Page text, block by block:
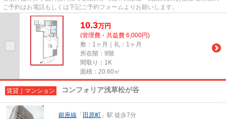
ご予約はお電話もしくは下記ご予約フォームよりお願いします。
10.3万円
(管理費・共益費 6,000円)
敷：1ヶ月｜礼：1ヶ月
所在階：9階
間取り：1K
面積：20.60㎡
賃貸｜マンション コンフォリア浅草松が谷
銀座線 「 田原町 」駅 徒歩7分